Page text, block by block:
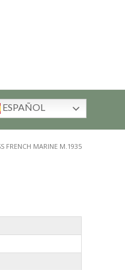
ESPAÑOL
FRENCH MARINE M.1935